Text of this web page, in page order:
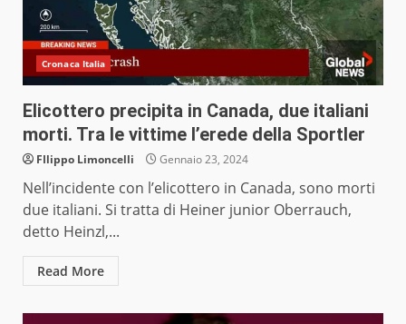
Cronaca Italia
Elicottero precipita in Canada, due italiani
morti. Tra le vittime l’erede della Sportler
FIlippo Limoncelli Gennaio 23, 2024
Nell’incidente con l’elicottero in Canada, sono morti
due italiani. Si tratta di Heiner junior Oberrauch,
detto Heinzl,...
Read More